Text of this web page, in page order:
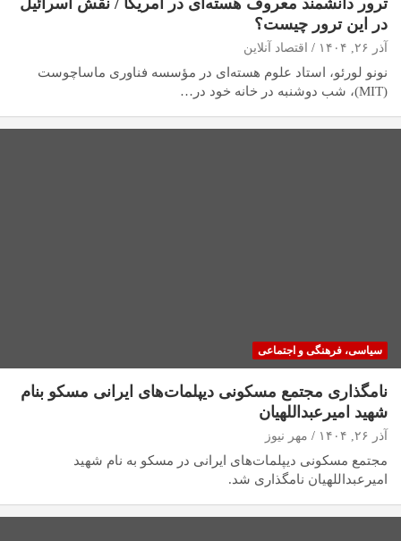
در این ترور چیست؟
آذر ۲۶, ۱۴۰۴ اقتصاد آنلاین
نونو لورئو، استاد علوم هسته‌ای در مؤسسه فناوری ماساچوست
سیاسی، فرهنگی و اجتماعی
نامگذاری مجتمع مسکونی دیپلمات‌های ایرانی مسکو بنام
شهید امیرعبداللهیان
آذر ۲۶, ۱۴۰۴ مهر نیوز
مجتمع مسکونی دیپلمات‌های ایرانی در مسکو به نام شهید
امیرعبداللهیان نامگذاری شد.